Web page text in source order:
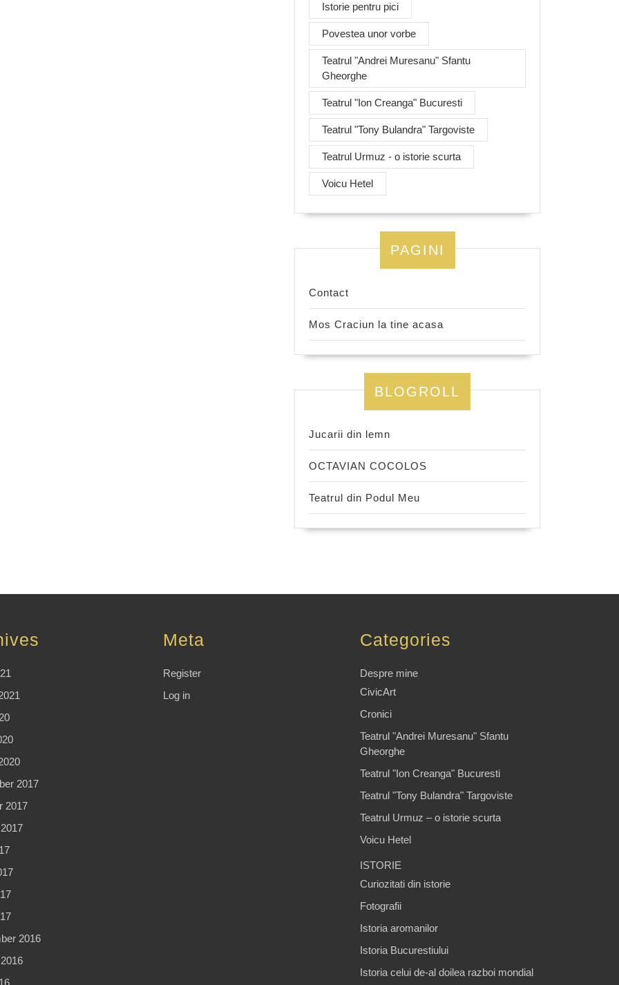
Istorie pentru pici
Povestea unor vorbe
Teatrul "Andrei Muresanu" Sfantu
Gheorghe
Teatrul "Ion Creanga" Bucuresti
Teatrul "Tony Bulandra" Targoviste
Teatrul Urmuz - o istorie scurta
Voicu Hetel
PAGINI
Contact
Mos Craciun la tine acasa
BLOGROLL
Jucarii din lemn
OCTAVIAN COCOLOS
Teatrul din Podul Meu
2017
2017
2016
Meta
Register
Log in
Categories
Despre mine
CivicArt
Cronici
Teatrul "Andrei Muresanu" Sfantu
Gheorghe
Teatrul "Ion Creanga" Bucuresti
Teatrul "Tony Bulandra" Targoviste
Teatrul Urmuz – o istorie scurta
Voicu Hetel
ISTORIE
Curiozitati din istorie
Fotografii
Istoria aromanilor
Istoria Bucurestiului
Istoria celui de-al doilea razboi mondial